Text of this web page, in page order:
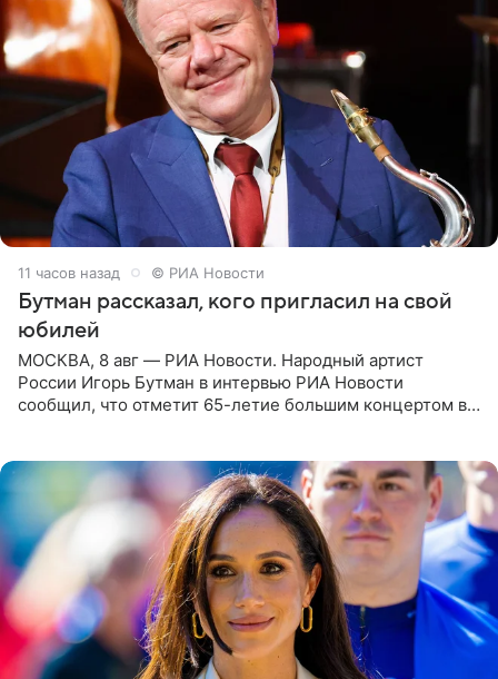
11 часов назад © РИА Новости
Бутман рассказал, кого пригласил на свой
юбилей
МОСКВА, 8 авг — РИА Новости. Народный артист
России Игорь Бутман в интервью РИА Новости
сообщил, что отметит 65-летие большим концертом в